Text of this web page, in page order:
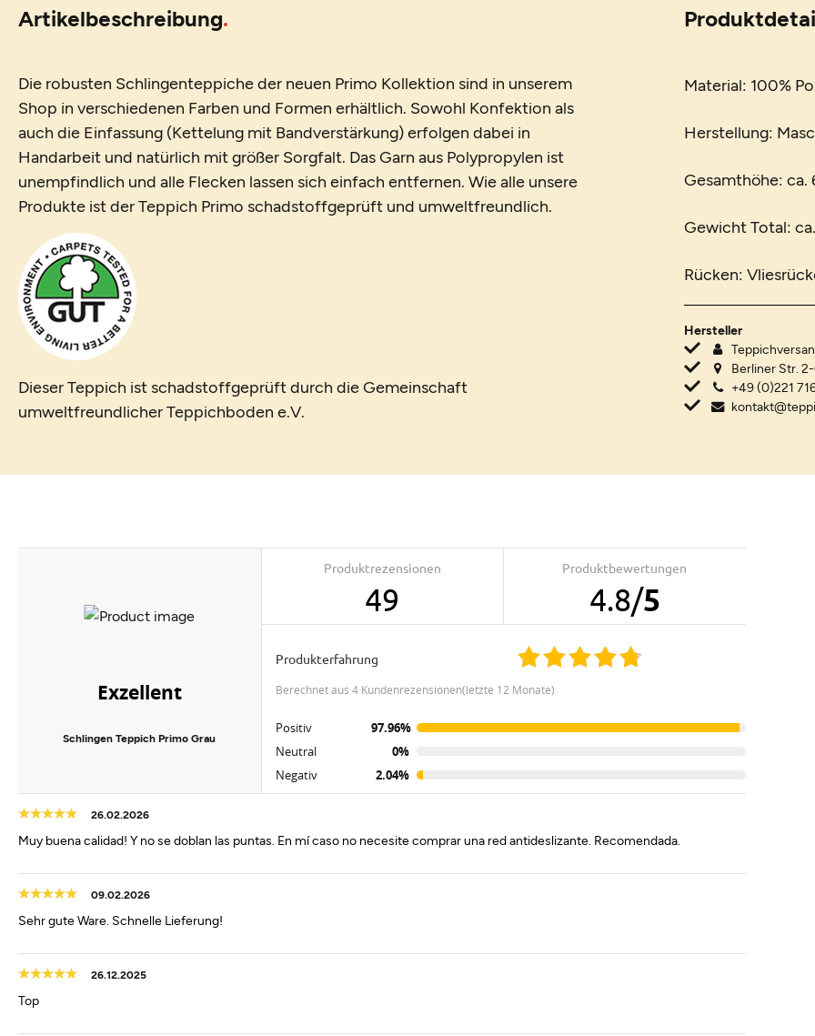
Artikelbeschreibung
Die robusten Schlingenteppiche der neuen Primo Kollektion sind in unserem
Shop in verschiedenen Farben und Formen erhältlich. Sowohl Konfektion als
auch die Einfassung (Kettelung mit Bandverstärkung) erfolgen dabei in
Handarbeit und natürlich mit größer Sorgfalt. Das Garn aus Polypropylen ist
unempfindlich und alle Flecken lassen sich einfach entfernen. Wie alle unsere
Produkte ist der Teppich Primo schadstoffgeprüft und umweltfreundlich.
Dieser Teppich ist schadstoffgeprüft durch die Gemeinschaft
umweltfreundlicher Teppichboden e.V.
Material: 100%
Herstellung:
Gesamthöhe: ca.
Gewicht Total:
Rücken:
Hersteller
Berliner Str.
+49 (0)221
Exzellent
Schlingen Teppich Primo Grau
Produktrezensionen
49
Produktbewertungen
4.8/5
Produkterfahrung
berechnet aus 4 Kundenrezensionen(letzte 12 Monate)
Positiv
97.96%
Neutral
0%
Negativ
2.04%
26.02.2026
Muy buena calidad! Y no se doblan las puntas. En mí caso no necesite comprar una red antideslizante. Recomendada.
09.02.2026
Sehr gute Ware. Schnelle Lieferung!
26.12.2025
Top